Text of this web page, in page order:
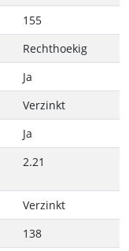
155
Rechthoekig
Ja
Verzinkt
Ja
2.21
Verzinkt
138